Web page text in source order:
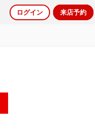
ログイン 来店予約